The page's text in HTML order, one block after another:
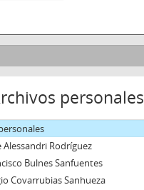
personales
Alessandri Rodríguez
Bulnes Sanfuentes
Covarrubias Sanhueza